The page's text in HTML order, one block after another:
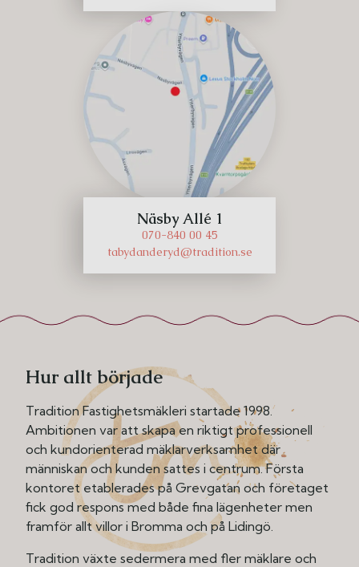
Näsby Allé 1
070-840 00 45
tabydanderyd@tradition.se
Hur allt började
Tradition Fastighetsmäkleri startade 1998.
Ambitionen var att skapa en riktigt professionell
och kundorienterad mäklarverksamhet där
människan och kunden sattes i centrum. Första
kontoret etablerades på Grevgatan och företaget
fick god respons med både fina lägenheter men
framför allt villor i Bromma och på Lidingö.
Tradition växte sedermera med fler mäklare och